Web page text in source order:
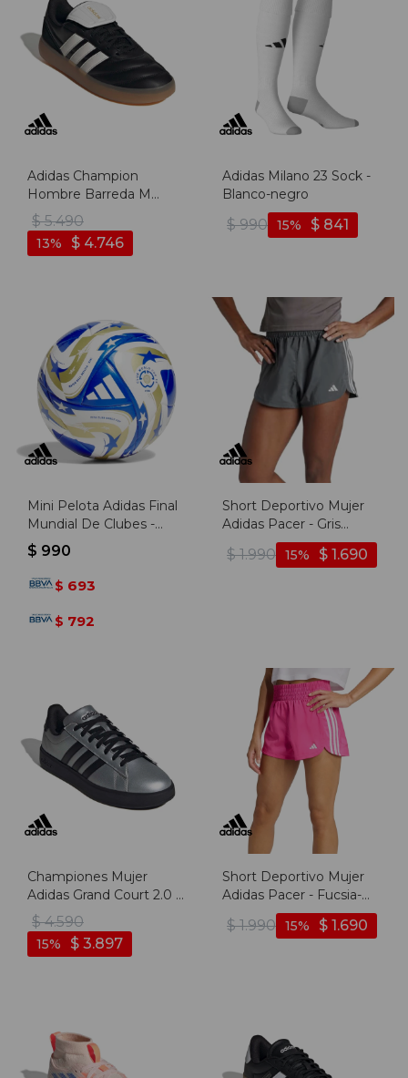
Adidas Champion
Hombre Barreda M
Black - Negro-blanco
$ 5.490
$ 4.746
13
Adidas Milano 23 Sock -
Blanco-negro
$ 990 $ 841
15
Mini Pelota Adidas Final
Mundial De Clubes -
Azul-dorado
$ 990
$ 693
$ 792
Short Deportivo Mujer
Adidas Pacer - Gris
Oscuro-blanco
$ 1.990 $ 1.690
15
Championes Mujer
Adidas Grand Court 2.0 -
Plata-negro
$ 4.590
$ 3.897
15
Short Deportivo Mujer
Adidas Pacer - Fucsia-
$ 1.990 $ 1.690
15